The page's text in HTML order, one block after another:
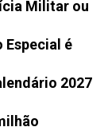
Militar ou
Especial é
2027